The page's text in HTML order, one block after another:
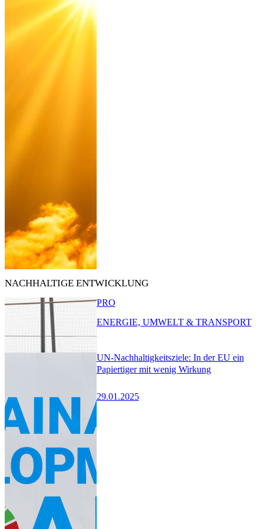
NACHHALTIGE ENTWICKLUNG
UN-Nachhaltigkeitsziele: In der EU ein
Papiertiger mit wenig Wirkung
29.01.2025
PRO
ENERGIE, UMWELT & TRANSPORT